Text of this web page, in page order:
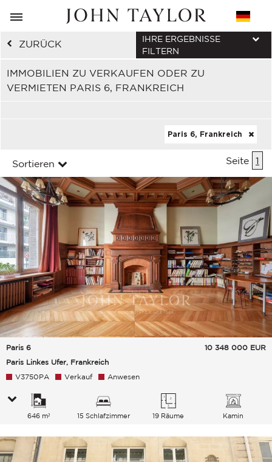
ZURÜCK
IMMOBILIEN ZU VERKAUFEN ODER ZU
VERMIETEN PARIS 6, FRANKREICH
IHRE ERGEBNISSE
FILTERN
Paris 6, Frankreich
Sortieren Seite 1
Paris 6
Paris Linkes Ufer, Frankreich
10 348 000 EUR
V3750PA Verkauf Anwesen
646 m² 15 Schlafzimmer 19 Räume Kamin